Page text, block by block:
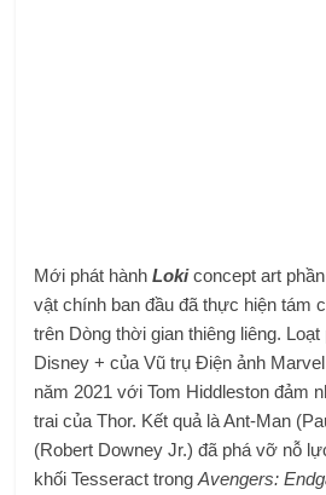
Mới phát hànhLokiconcept art
vật chính ban đầu đã thực hiện tám
trên Dòng thời gian thiêng liêng.
Disney + của Vũ trụ Điện ảnh
năm 2021 với Tom Hiddleston đảm
trai của Thor. Kết quả là Ant-Man
(Robert Downey Jr.) đã phá vỡ nỗ
khối Tesseract trongAvengers: